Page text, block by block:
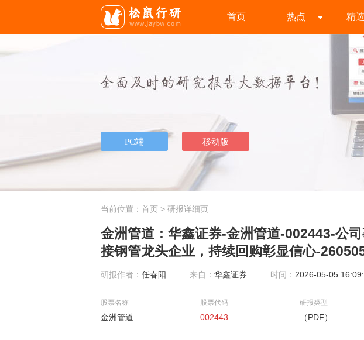
首页 热点 精
当前位置： 首页 > 研报详细页
金洲管道：华鑫证券-金洲管道-002443-公
接钢管龙头企业，持续回购彰显信心-
研报作者： 任春阳 来自： 华鑫证券 时间： 2026-05-05
股票名称
金洲管道
股票代码
002443
研报类型
（PDF）